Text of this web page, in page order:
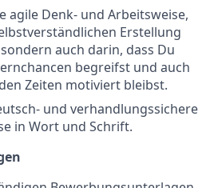
agile Denk- und Arbeitsweise,
Erstellung
auch darin, dass Du
begreifst und auch
Zeiten motiviert bleibst.
und verhandlungssichere
in Wort und Schrift.